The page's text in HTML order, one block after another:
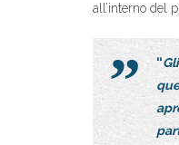
all’interno del
“